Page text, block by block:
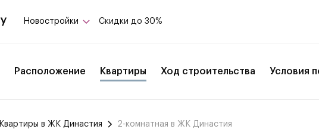
Новостройки Скидки до 30%
Расположение Квартиры Ход строительства Условия
Квартиры в ЖК Династия 2-комнатная в ЖК Династия